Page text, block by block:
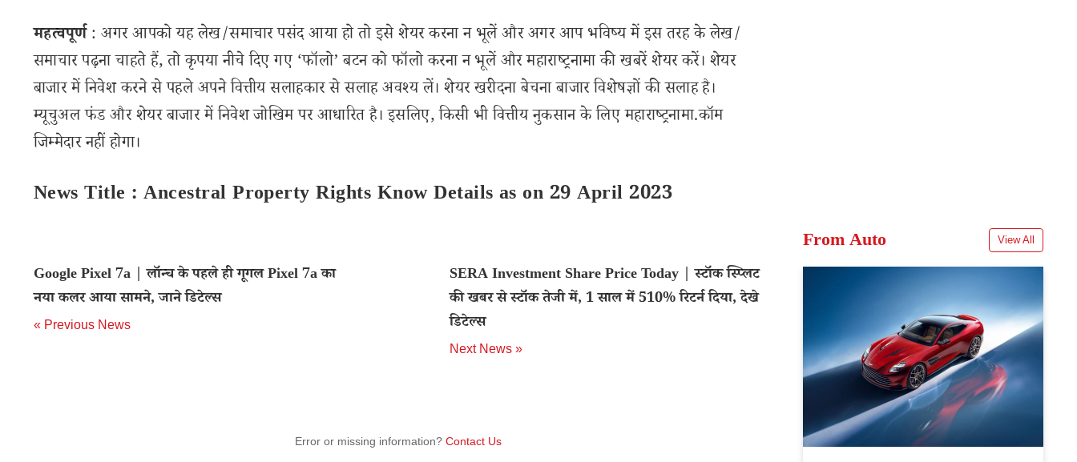
महत्वपूर्ण: अगर आपको यह लेख/समाचार पसंद आया हो तो इसे शेयर करना न भूलें और अगर आप भविष्य में इस तरह के लेख/
समाचार पढ़ना चाहते हैं, तो कृपया नीचे दिए गए ‘फॉलो’ बटन को फॉलो करना न भूलें और महाराष्ट्रनामा की खबरें शेयर करें। शेयर
बाजार में निवेश करने से पहले अपने वित्तीय सलाहकार से सलाह अवश्य लें। शेयर खरीदना बेचना बाजार विशेषज्ञों की सलाह है।
म्यूचुअल फंड और शेयर बाजार में निवेश जोखिम पर आधारित है। इसलिए, किसी भी वित्तीय नुकसान के लिए महाराष्ट्रनामा.कॉम
जिम्मेदार नहीं होगा।
News Title : Ancestral Property Rights Know Details as on 29 April 2023
Google Pixel 7a | लॉन्च के पहले ही गूगल Pixel 7a का
नया कलर आया सामने, जाने डिटेल्स
« Previous News
SERA Investment Share Price Today | स्टॉक स्प्लिट
की खबर से स्टॉक तेजी में, 1 साल में 510% रिटर्न दिया, देखे
डिटेल्स
Next News »
Error or missing information? Contact Us
From Auto View All